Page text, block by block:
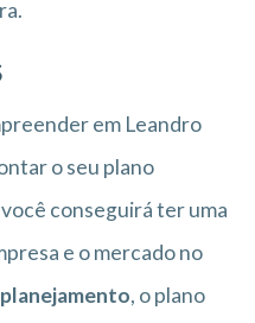
em Leandro
o seu plano
conseguirá ter uma
e o mercado no
planejamento, o plano